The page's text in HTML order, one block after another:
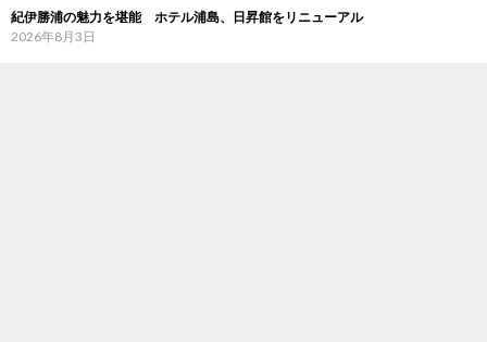
紀伊勝浦の魅力を堪能 ホテル浦島、日昇館をリニューアル
2026年8月3日